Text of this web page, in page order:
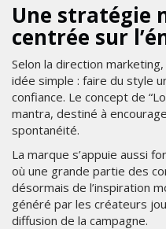
Une stratégie
centrée sur
Selon la direction
idée simple : faire du style
confiance. Le concept de
mantra, destiné à
spontanéité.
La marque s’appuie aussi
où une grande partie des
désormais de l’inspiration
généré par les créateurs
diffusion de la campagne.